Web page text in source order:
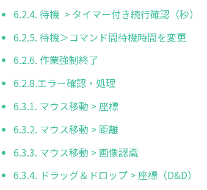
6.2.4. 待機 > タイマー付き続行確認（秒）
6.2.5. 待機＞コマンド間待機時間を変更
6.2.6. 作業強制終了
6.2.8.エラー確認・処理
6.3.1. マウス移動 > 座標
6.3.2. マウス移動 > 距離
6.3.3. マウス移動 > 画像認識
6.3.4. ドラッグ＆ドロップ > 座標（D&D）